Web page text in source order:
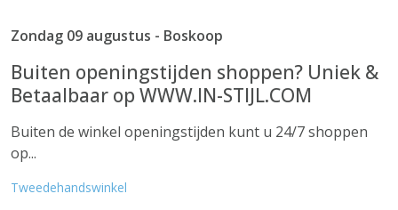
Zondag 09 augustus - Boskoop
Buiten openingstijden shoppen? Uniek &
Betaalbaar op WWW.IN-STIJL.COM
Buiten de winkel openingstijden kunt u 24/7 shoppen
op...
Tweedehandswinkel